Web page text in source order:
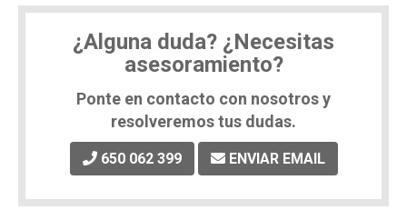
¿Alguna duda? ¿Necesitas
asesoramiento?
Ponte en contacto con nosotros y
resolveremos tus dudas.
650 062 399 ENVIAR EMAIL